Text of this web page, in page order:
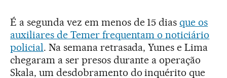
É a segunda vez em menos de 15 diasque os
auxiliares de Temer frequentam o noticiário
policial. Na semana retrasada, Yunes e Lima
chegaram a ser presos durante a operação
Skala, um desdobramento do inquérito que